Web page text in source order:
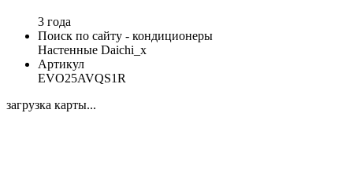
3 года
Поиск по сайту - кондиционеры
Настенные Daichi_x
Артикул
EVO25AVQS1R
загрузка карты...